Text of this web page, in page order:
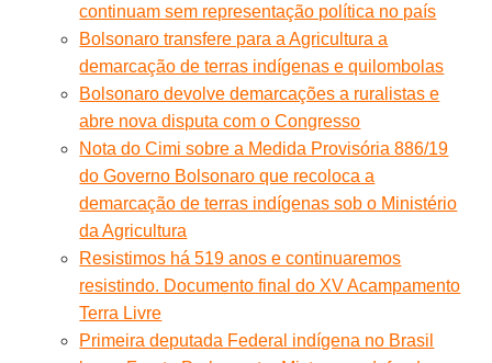
continuam sem representação política no país
Bolsonaro transfere para a Agricultura a
demarcação de terras indígenas e quilombolas
Bolsonaro devolve demarcações a ruralistas e
abre nova disputa com o Congresso
Nota do Cimi sobre a Medida Provisória 886/19
do Governo Bolsonaro que recoloca a
demarcação de terras indígenas sob o Ministério
da Agricultura
Resistimos há 519 anos e continuaremos
resistindo. Documento final do XV Acampamento
Terra Livre
Primeira deputada Federal indígena no Brasil